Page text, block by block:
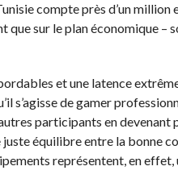
compte près d’un million
sur le plan économique –
et une latence
s’agisse de gamer
participants en
équilibre entre la bonne
représentent, en effet,